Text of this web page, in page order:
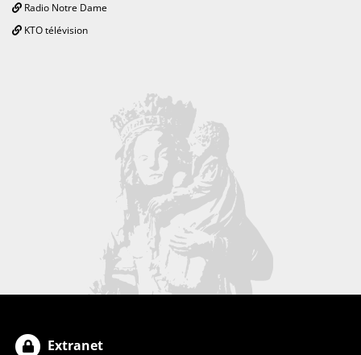
Radio Notre Dame
KTO télévision
Extranet